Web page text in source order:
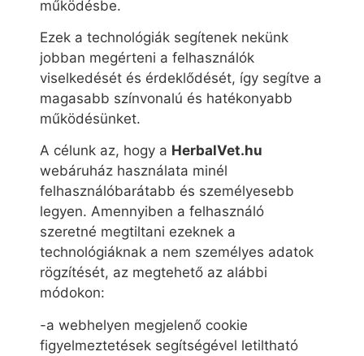
működésbe.
Ezek a technológiák segítenek nekünk
jobban megérteni a felhasználók
viselkedését és érdeklődését, így segítve a
magasabb színvonalú és hatékonyabb
működésünket.
A célunk az, hogy a HerbalVet.hu
webáruház használata minél
felhasználóbarátabb és személyesebb
legyen. Amennyiben a felhasználó
szeretné megtiltani ezeknek a
technológiáknak a nem személyes adatok
rögzítését, az megtehető az alábbi
módokon:
-a webhelyen megjelenő cookie
figyelmeztetések segítségével letiltható